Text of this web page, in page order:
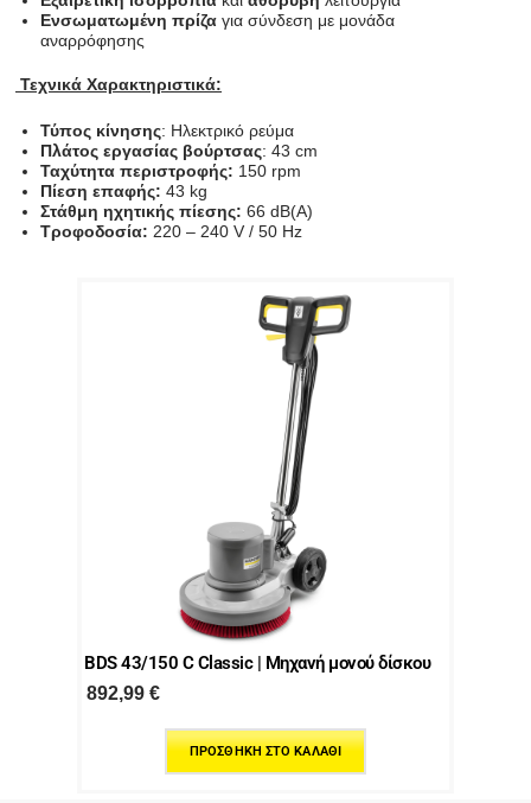
Ενσωματωμένη πρίζα για σύνδεση με μονάδα
αναρρόφησης
Τεχνικά Χαρακτηριστικά:
Τύπος κίνησης: Ηλεκτρικό ρεύμα
Πλάτος εργασίας βούρτσας: 43 cm
Ταχύτητα περιστροφής: 150 rpm
Πίεση επαφής: 43 kg
Στάθμη ηχητικής πίεσης: 66 dB(A)
Τροφοδοσία: 220 – 240 V / 50 Hz
BDS 43/150 C Classic | Μηχανή μονού δίσκου
892,99€
ΠΡΟΣΘΉΚΗ ΣΤΟ ΚΑΛΆΘΙ